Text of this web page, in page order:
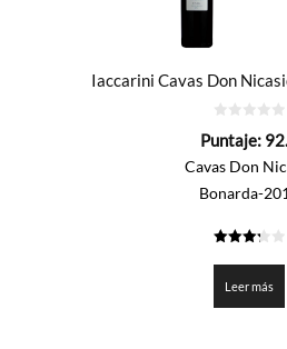
Iaccarini Cavas Don
de
Puntaje:
Cavas Don
Bonarda-
de 5
Leer más